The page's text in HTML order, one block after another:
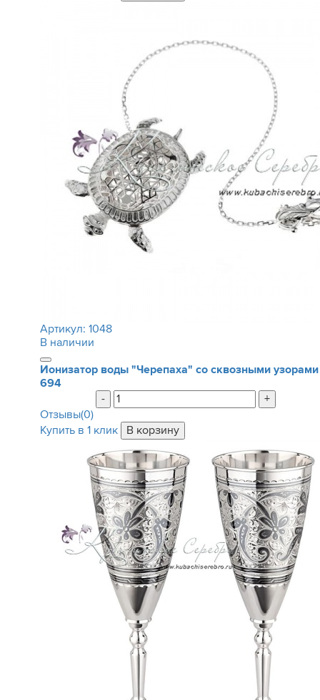
Артикул: 1048
В наличии
Ионизатор воды "Черепаха" со сквозными узорами
694
-
+
Отзывы(0)
Купить в 1 клик